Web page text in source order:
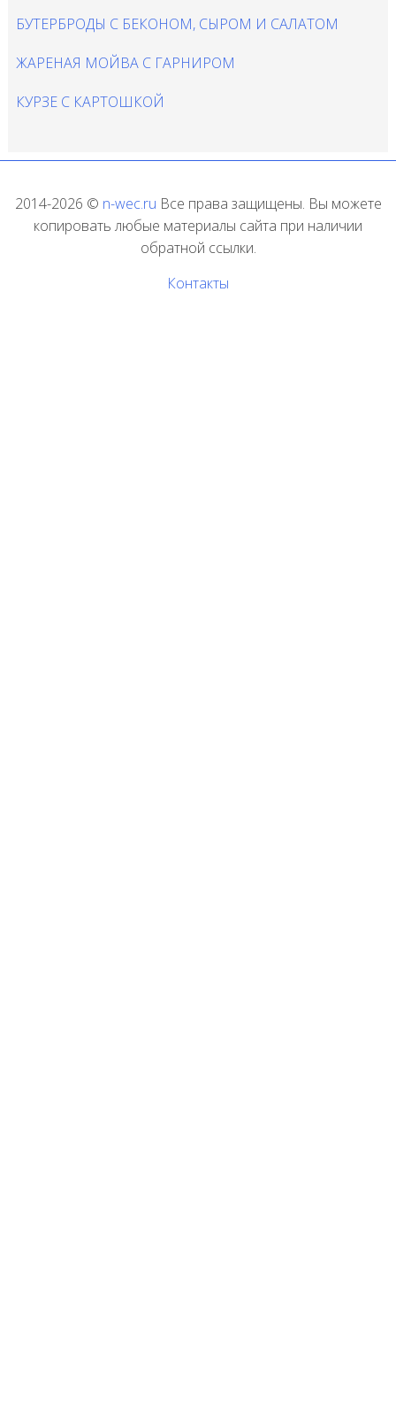
БУТЕРБРОДЫ С БЕКОНОМ, СЫРОМ И САЛАТОМ
ЖАРЕНАЯ МОЙВА С ГАРНИРОМ
КУРЗЕ С КАРТОШКОЙ
2014-2026 © n-wec.ru Все права защищены. Вы можете
копировать любые материалы сайта при наличии
обратной ссылки.
Контакты